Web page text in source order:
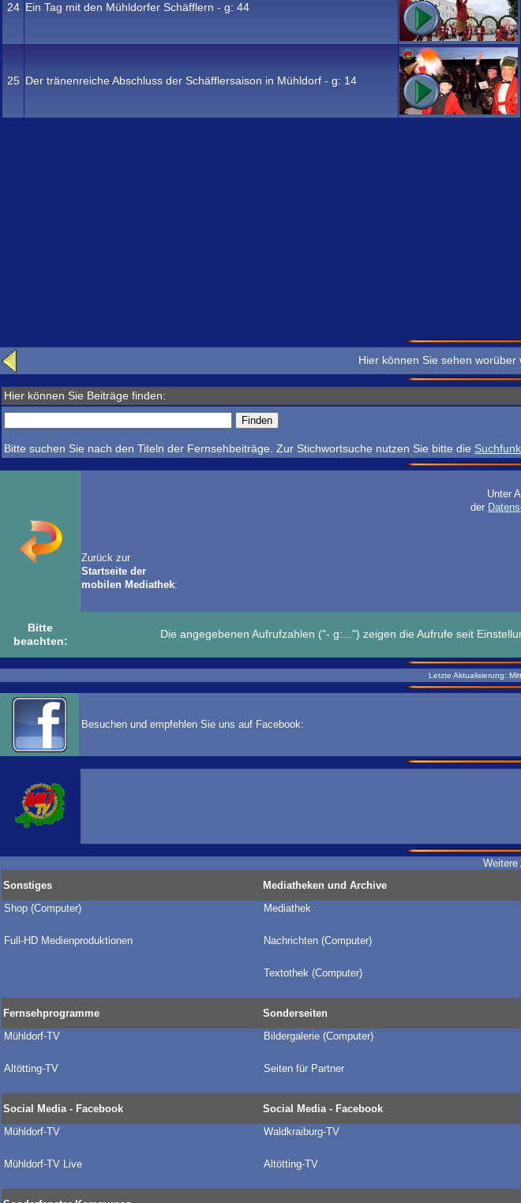
24 Ein Tag mit den Mühldorfer Schäfflern - g: 44
25 Der tränenreiche Abschluss der Schäfflersaison in Mühldorf - g: 14
Hier können Sie sehen worüber
Hier können Sie Beiträge finden:
Bitte suchen Sie nach den Titeln der Fernsehbeiträge. Zur Stichwortsuche nutzen Sie bitte die
Unter
der
Zurück zur
Startseite der
mobilen Mediathek:
Bitte
beachten:
Die angegebenen Aufrufzahlen ("- g:...") zeigen die Aufrufe seit
Letzte Aktualisierung:
Besuchen und empfehlen Sie uns auf Facebook:
Weitere
Sonstiges
Mediatheken und Archive
Shop (Computer)
Mediathek
Full-HD Medienproduktionen Nachrichten (Computer)
Textothek (Computer)
Fernsehprogramme
Sonderseiten
Mühldorf-TV
Bildergalerie (Computer)
Altötting-TV Seiten für Partner
Social Media - Facebook
Social Media - Facebook
Mühldorf-TV
Waldkraiburg-TV
Mühldorf-TV Live Altötting-TV